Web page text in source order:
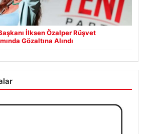
İlksen Özalper Rüşvet
Gözaltına Alındı